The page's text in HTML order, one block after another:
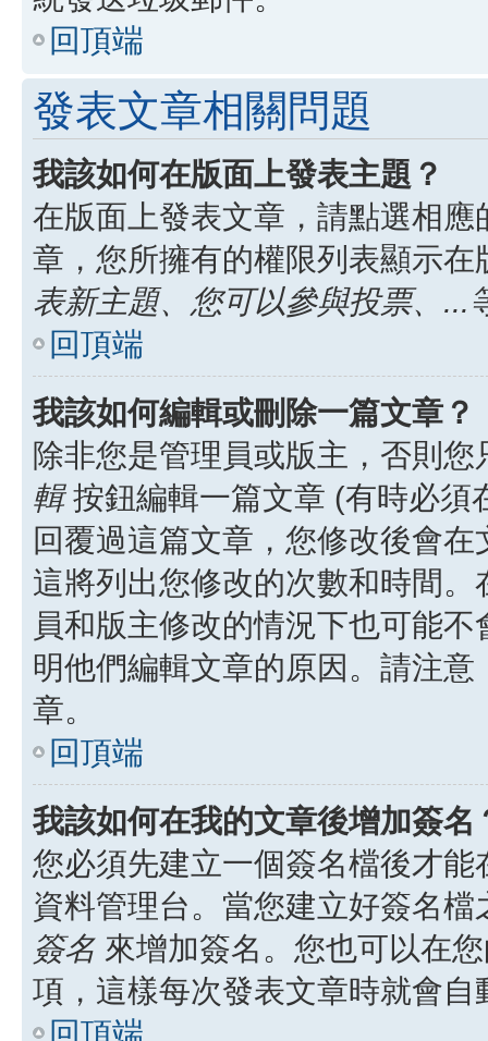
回頂端
發表文章相關問題
我該如何在版面上發表主題？
在版面上發表文章，請點選相
章，您所擁有的權限列表顯示
表新主題、您可以參與投票、...
回頂端
我該如何編輯或刪除一篇文章？
除非您是管理員或版主，否則
輯按鈕編輯一篇文章 (有時必須
回覆過這篇文章，您修改後會
這將列出您修改的次數和時間
員和版主修改的情況下也可能
明他們編輯文章的原因。請注
章。
回頂端
我該如何在我的文章後增加簽名
您必須先建立一個簽名檔後才
資料管理台。當您建立好簽名
簽名 來增加簽名。您也可以在
項，這樣每次發表文章時就會自
回頂端